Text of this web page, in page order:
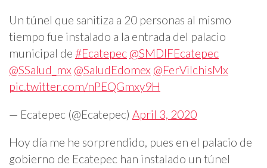
Un túnel que sanitiza a 20 personas al mismo
tiempo fue instalado a la entrada del palacio
municipal de #Ecatepec @SMDIFEcatepec
@SSalud_mx @SaludEdomex @FerVilchisMx
pic.twitter.com/nPEQGmxy9H
— Ecatepec (@Ecatepec) April 3, 2020
Hoy día me he sorprendido, pues en el palacio de
gobierno de Ecatepec han instalado un túnel